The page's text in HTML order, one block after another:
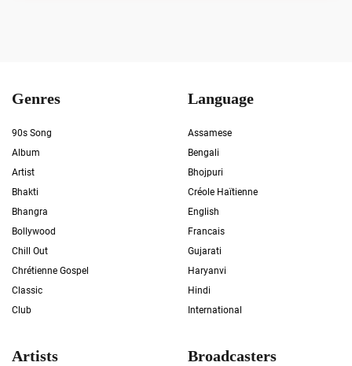
Genres
90s Song
Album
Artist
Bhakti
Bhangra
Bollywood
Chill Out
Chrétienne Gospel
Classic
Club
Language
Assamese
Bengali
Bhojpuri
Créole Haïtienne
English
Francais
Gujarati
Haryanvi
Hindi
International
Artists Broadcasters